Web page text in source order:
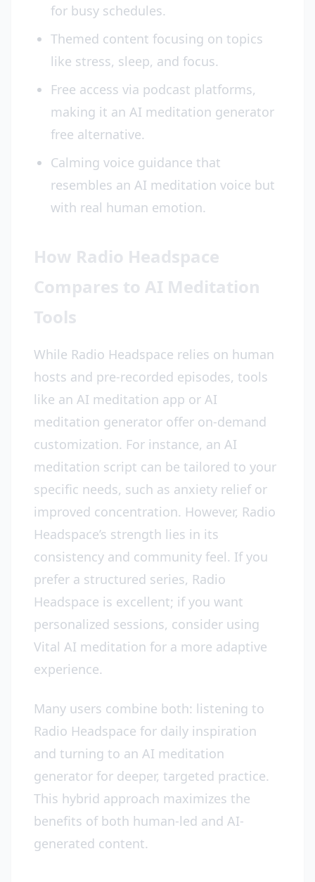
for busy schedules.
Themed content focusing on topics
like stress, sleep, and focus.
Free access via podcast platforms,
making it an AI meditation generator
free alternative.
Calming voice guidance that
resembles an AI meditation voice but
with real human emotion.
How Radio Headspace
Compares to AI Meditation
Tools
While Radio Headspace relies on human
hosts and pre-recorded episodes, tools
like an AI meditation app or AI
meditation generator offer on-demand
customization. For instance, an AI
meditation script can be tailored to your
specific needs, such as anxiety relief or
improved concentration. However, Radio
Headspace’s strength lies in its
consistency and community feel. If you
prefer a structured series, Radio
Headspace is excellent; if you want
personalized sessions, consider using
Vital AI meditation for a more adaptive
experience.
Many users combine both: listening to
Radio Headspace for daily inspiration
and turning to an AI meditation
generator for deeper, targeted practice.
This hybrid approach maximizes the
benefits of both human-led and AI-
generated content.